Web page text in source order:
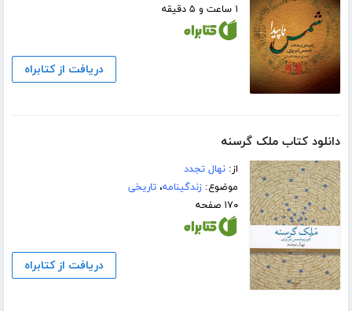
۱ ساعت و ۵ دقیقه
دریافت از کتابراه
دانلود کتاب ملک گرسنه
از:نهال تجدد
موضوع:زندگینامه،تاریخی
۱۷۰ صفحه
دریافت از کتابراه